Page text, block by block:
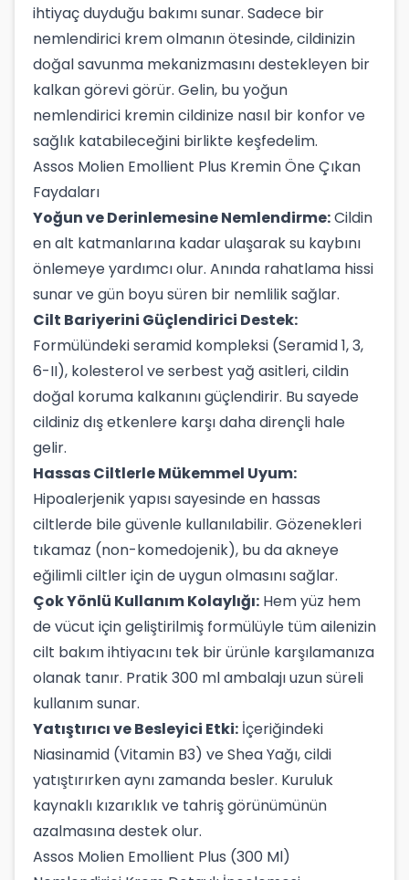
ihtiyaç duyduğu bakımı sunar. Sadece bir
nemlendirici krem olmanın ötesinde, cildinizin
doğal savunma mekanizmasını destekleyen bir
kalkan görevi görür. Gelin, bu yoğun
nemlendirici kremin cildinize nasıl bir konfor ve
sağlık katabileceğini birlikte keşfedelim.
Assos Molien Emollient Plus Kremin Öne Çıkan
Faydaları
Yoğun ve Derinlemesine Nemlendirme:Cildin
en alt katmanlarına kadar ulaşarak su kaybını
önlemeye yardımcı olur. Anında rahatlama hissi
sunar ve gün boyu süren bir nemlilik sağlar.
Cilt Bariyerini Güçlendirici Destek:
Formülündeki seramid kompleksi (Seramid 1, 3,
6-II), kolesterol ve serbest yağ asitleri, cildin
doğal koruma kalkanını güçlendirir. Bu sayede
cildiniz dış etkenlere karşı daha dirençli hale
gelir.
Hassas Ciltlerle Mükemmel Uyum:
Hipoalerjenik yapısı sayesinde en hassas
ciltlerde bile güvenle kullanılabilir. Gözenekleri
tıkamaz (non-komedojenik), bu da akneye
eğilimli ciltler için de uygun olmasını sağlar.
Çok Yönlü Kullanım Kolaylığı: Hem yüz hem
de vücut için geliştirilmiş formülüyle tüm ailenizin
cilt bakım ihtiyacını tek bir ürünle karşılamanıza
olanak tanır. Pratik 300 ml ambalajı uzun süreli
kullanım sunar.
Yatıştırıcı ve Besleyici Etki: İçeriğindeki
Niasinamid (Vitamin B3) ve Shea Yağı, cildi
yatıştırırken aynı zamanda besler. Kuruluk
kaynaklı kızarıklık ve tahriş görünümünün
azalmasına destek olur.
Assos Molien Emollient Plus (300 Ml)